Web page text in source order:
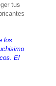
tus
los
El